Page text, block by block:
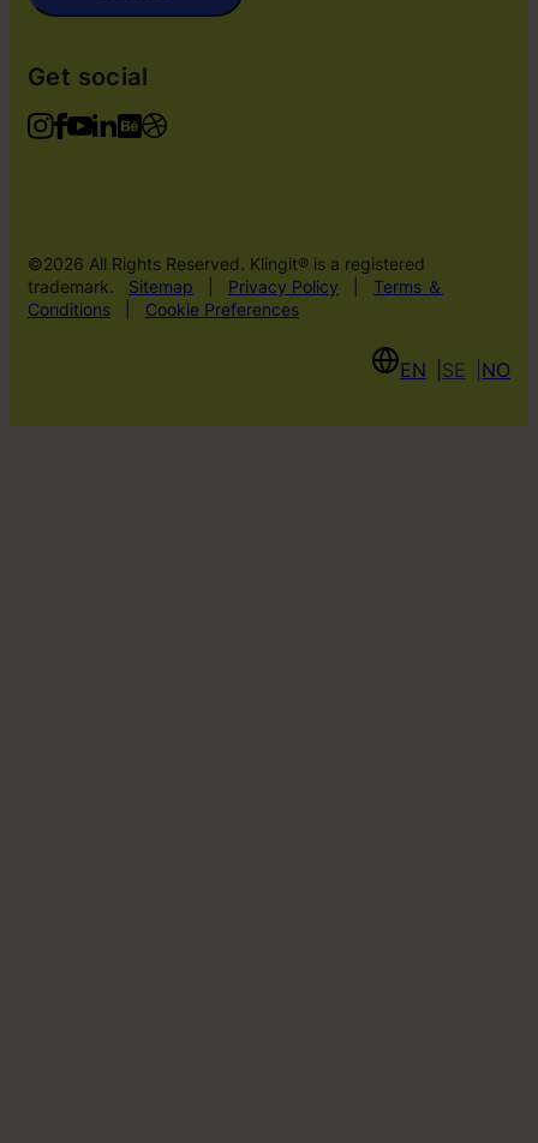
Get social
©2026 All Rights Reserved. Klingit® is a registered
trademark.
Sitemap Privacy Policy
Terms ＆
Conditions
Cookie Preferences
EN SE NO